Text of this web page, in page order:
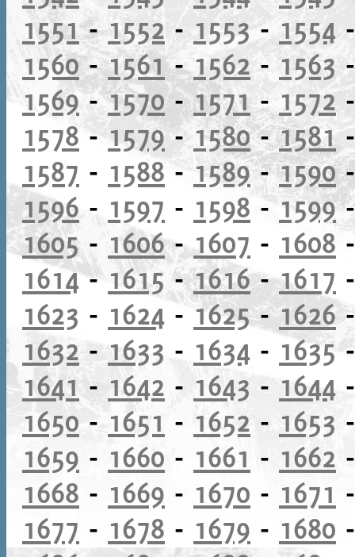
1551-1552 - 1553- 1554
1560-1561-1562-1563
1569-1570-1571- 1572
1578-1579- 1580-1581
1587 - 1588 -1589-1590
1596- 1597 - 1598 - 1599
1605- 1606-1607 - 1608
1614- 1615 -1616-1617
1623 - 1624 - 1625-1626
1632-1633 - 1634 - 1635
1641- 1642 - 1643 - 1644
1650- 1651 - 1652 - 1653
1659 - 1660 - 1661 - 1662
1668 - 1669 - 1670 - 1671
1677 - 1678 - 1679 - 1680